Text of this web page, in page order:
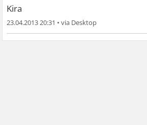
Kira
23.04.2013 20:31 •